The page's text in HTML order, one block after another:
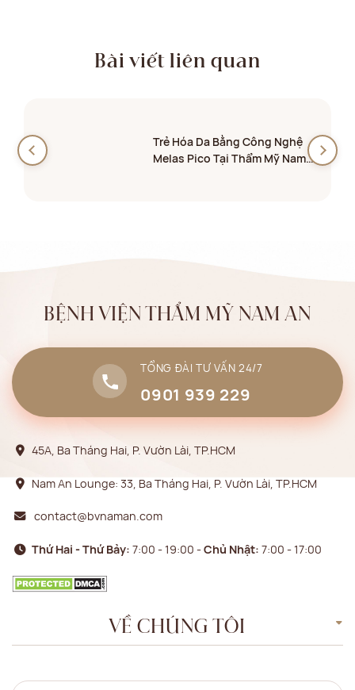
Bài viết liên quan
Trẻ Hóa Da Bằng Công Nghệ
Melas Pico Tại Thẩm Mỹ Nam
BỆNH VIỆN THẨM MỸ NAM AN
TỔNG ĐÀI TƯ VẤN 24/7
0901 939 229
45A, Ba Tháng Hai, P. Vườn Lài, TP.HCM
Nam An Lounge: 33, Ba Tháng Hai, P. Vườn Lài, TP.HCM
contact@bvnaman.com
Thứ Hai - Thứ Bảy: 7:00 - 19:00 -Chủ Nhật: 7:00 - 17:00
VỀ CHÚNG TÔI